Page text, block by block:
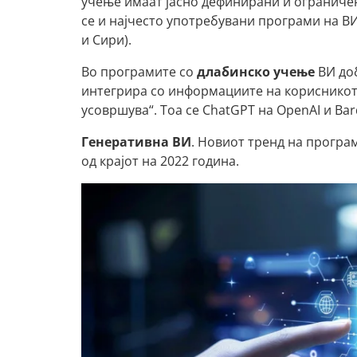
се и најчесто употребувани програми на
и Сири).
Во програмите со длабинско учење ВИ
интегрира со информациите на
усовршува“. Тоа се ChatGPT на OpenAI и
Генеративна ВИ. Новиот тренд на
од крајот на 2022 година.